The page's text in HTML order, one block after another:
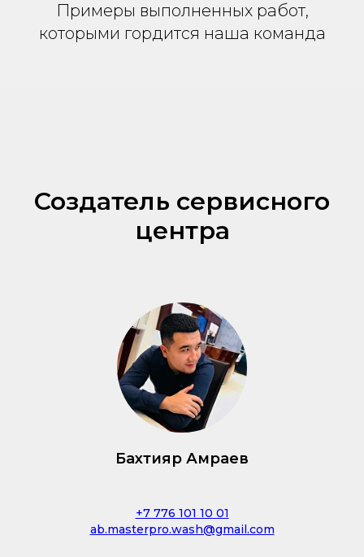
Примеры выполненных работ,
которыми гордится наша команда
Создатель сервисного
центра
Бахтияр Амраев
+7 776 101 10 01
ab.masterpro.wash@gmail.com